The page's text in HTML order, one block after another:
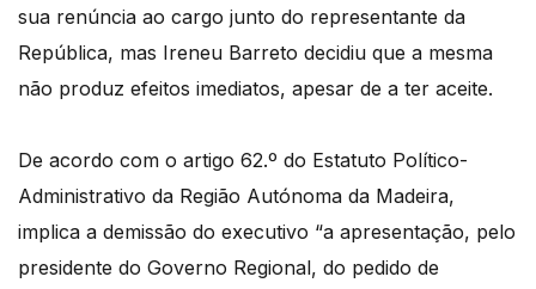
sua renúncia ao cargo junto do representante da
República, mas Ireneu Barreto decidiu que a mesma
não produz efeitos imediatos, apesar de a ter aceite.
De acordo com o artigo 62.º do Estatuto Político-
Administrativo da Região Autónoma da Madeira,
implica a demissão do executivo “a apresentação, pelo
presidente do Governo Regional, do pedido de